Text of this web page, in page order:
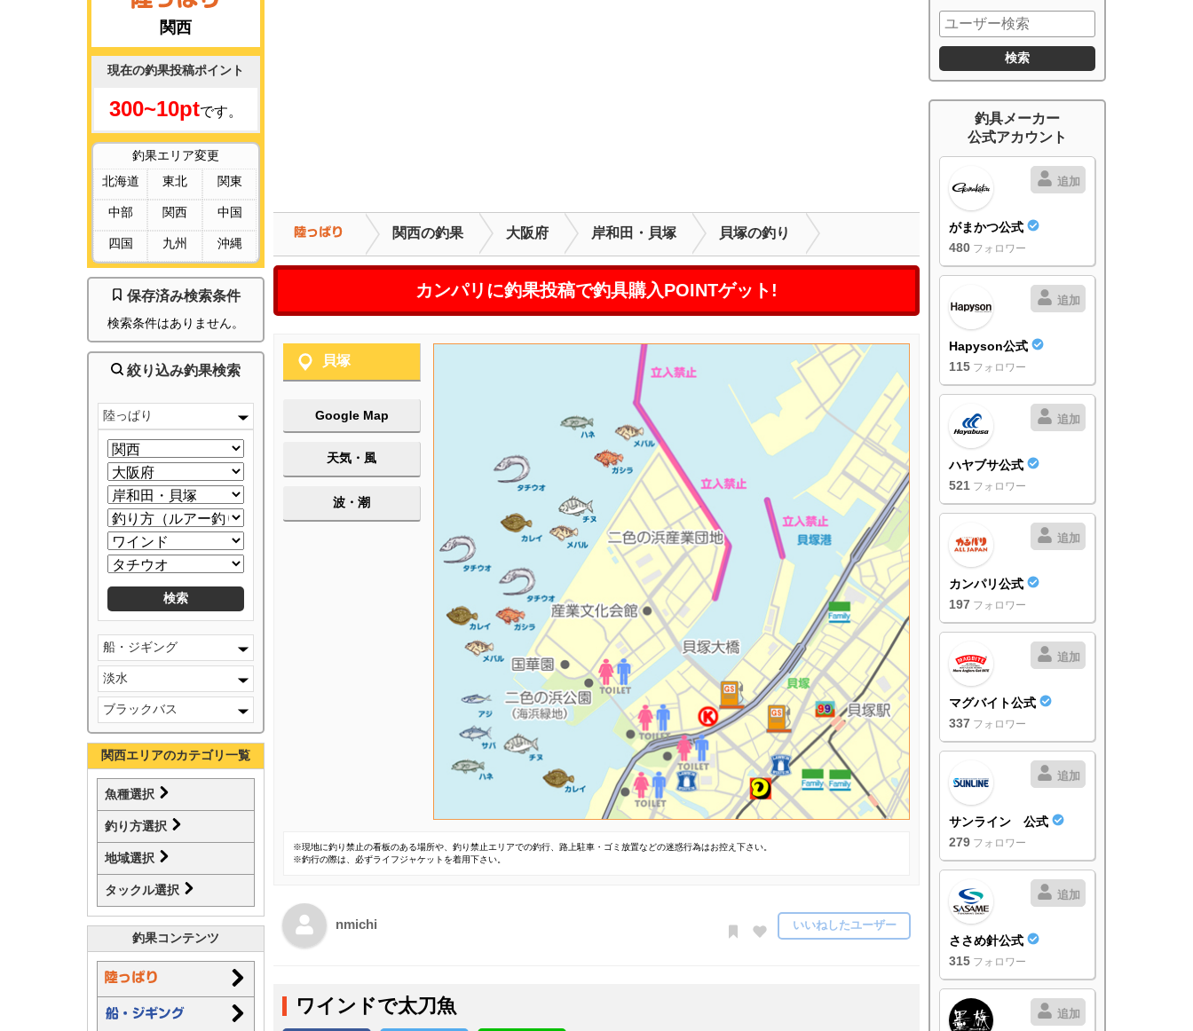
関西
現在の釣果投稿ポイント
300~10ptです。
釣果エリア変更
北海道
東北 関東
中部 関西 中国
四国 九州 沖縄
保存済み検索条件
検索条件はありません。
絞り込み釣果検索
陸っぱり
船・ジギング
淡水
ブラックバス
関西エリアのカテゴリ一覧
魚種選択
釣り方選択
地域選択
タックル選択
釣果コンテンツ
関西の釣果 大阪府 岸和田・貝塚 貝塚の釣り
カンパリに釣果投稿で釣具購入POINTゲット!
貝塚
Google Map
天気・風
波・潮
※現地に釣り禁止の看板のある場所や、釣り禁止エリアでの釣行、路上駐車・ゴミ放置などの迷惑行為はお控え下さい。
※釣行の際は、必ずライフジャケットを着用下さい。
nmichi いいねしたユーザー
ワインドで太刀魚
釣具メーカー
公式アカウント
追加
がまかつ公式
480 フォロワー
追加
Hapyson公式
115 フォロワー
追加
ハヤブサ公式
521 フォロワー
追加
カンパリ公式
197 フォロワー
追加
マグバイト公式
337 フォロワー
追加
サンライン 公式
279 フォロワー
追加
ささめ針公式
315 フォロワー
追加